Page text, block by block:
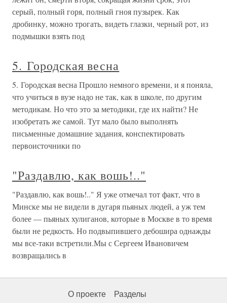
серый, полный горя, полный гноя пузырек. Как
дробинку, можно трогать, видеть глазки, черный рот, из
подмышки взять под
5. Городская весна
5. Городская весна Прошло немного времени, и я поняла,
что учиться в вузе надо не так, как в школе, по другим
методикам. Но что это за методики, где их найти? Не
изобретать же самой. Тут мало было выполнять
письменные домашние задания, конспектировать
первоисточники по
"Раздавлю, как вошь!.."
"Раздавлю, как вошь!.." Я уже отмечал тот факт, что в
Минске мы не видели в дугаря пьяных людей, а уж тем
более — пьяных хулиганов, которые в Москве в то время
были не редкость. Но подвыпившего дебошира однажды
мы все-таки встретили.Мы с Сергеем Ивановичем
возвращались в
О проекте Разделы